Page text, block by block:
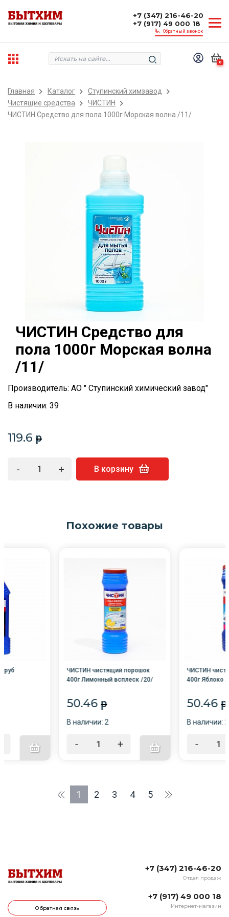
+7 (347) 216-46-20
+7 (917) 49 000 18
Обратный звонок
0
Главная Каталог
Ступинский химзавод
Чистящие средства
ЧИСТИН
ЧИСТИН Средство для пола 1000г Морская волна /11/
ЧИСТИН Средство для
пола 1000г Морская волна
/11/
Производитель: АО " Ступинский химический завод"
В наличии: 39
119.6 p
- + В корзину
Похожие товары
ЧИСТИН чистящий порошок
400г Лимонный всплеск /20/
50.46 p
В наличии: 2
- +
ЧИСТИН
400г Яблоко
50.46 p
В наличии:
-
1 2 3 4 5
Обратная связь
+7 (347) 216-46-20
Отдел продаж
+7 (917) 49 000 18
Интернет-магазин